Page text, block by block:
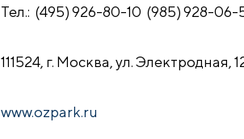
Тел.: (495) 926-80-10 (985) 928-06-
111524, г. Москва, ул. Электродная,
www.ozpark.ru